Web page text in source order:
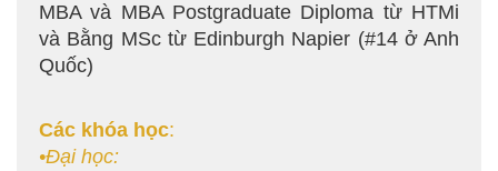
MBA và MBA Postgraduate Diploma từ HTMi
và Bằng MSc từ Edinburgh Napier (#14 ở Anh
Quốc)
Các khóa học:
•Đại học: